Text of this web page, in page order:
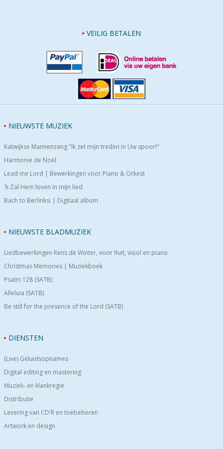
VEILIG BETALEN
NIEUWSTE MUZIEK
Katwijkse Mannenzang "Ik zet mijn treden in Uw spoor!"
Harmonie de Noël
Lead me Lord | Bewerkingen voor Piano & Orkest
'k Zal Hem loven in mijn lied
Bach to Berlinksi | Digitaal album
NIEUWSTE BLADMUZIEK
Liedbewerkingen Rens de Winter, voor fluit, viool en piano
Christmas Memories | Muziekboek
Psalm 128 (SATB)
Alleluia (SATB)
Be still for the presence of the Lord (SATB)
DIENSTEN
(Live) Geluidsopnames
Digital editing en mastering
Muziek- en klankregie
Distributie
Levering van CD'R en toebehoren
Artwork en design